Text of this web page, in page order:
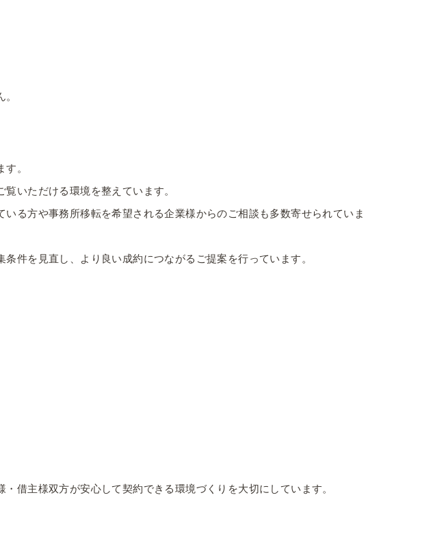
す。
いただける環境を整えています。
る方や事務所移転を希望される企業様からのご相談も多数寄せられていま
件を見直し、より良い成約につながるご提案を行っています。
借主様双方が安心して契約できる環境づくりを大切にしています。